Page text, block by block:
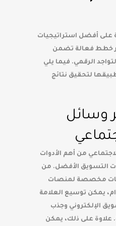
على أفضل استراتيجيات
خطط فعالة تضمن
الرقمي. فيما يلي
لتحقيق نتائج
وسائل
من أهم الأدوات
التسويق الأفضل. من
مخصصة لمنصات
يمكن توسيع العلامة
الإلكتروني وجذب
علاوة على ذلك، يمكن